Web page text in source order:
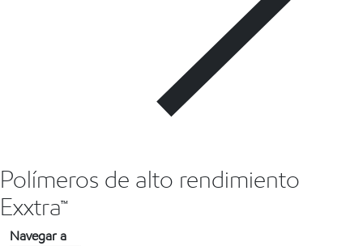
Polímeros de alto rendimiento
Exxtra™
Navegar a